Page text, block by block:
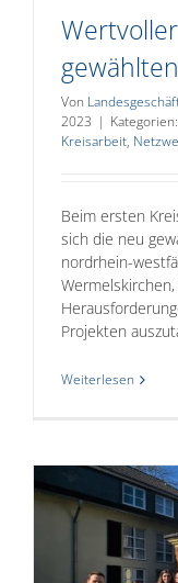
Von
2023 | Kategorien:
Kreisarbeit,
Beim ersten
sich die neu
nordrhein-
Projekten
Weiterlesen